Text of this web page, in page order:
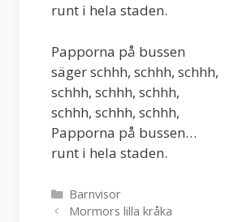
runt i hela staden.
Papporna på bussen
säger schhh, schhh, schhh,
schhh, schhh, schhh,
schhh, schhh, schhh,
Papporna på bussen…
runt i hela staden.
Kategorier
Barnvisor
Mormors lilla kråka